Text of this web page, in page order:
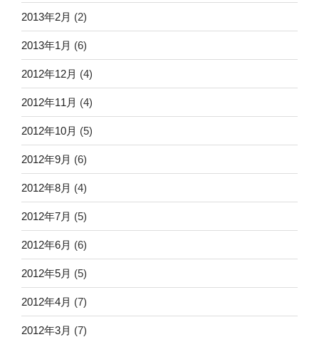
2013年2月 (2)
2013年1月 (6)
2012年12月 (4)
2012年11月 (4)
2012年10月 (5)
2012年9月 (6)
2012年8月 (4)
2012年7月 (5)
2012年6月 (6)
2012年5月 (5)
2012年4月 (7)
2012年3月 (7)